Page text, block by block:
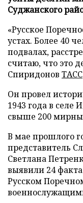
Суджанского
«Русское
устах. Более 40
подвалах,
считаю, что это
Спиридонов ТАСС
Он провел
1943 года в
свыше 200
В мае прошлого
представитель
Светлана
выявили 24
Русском